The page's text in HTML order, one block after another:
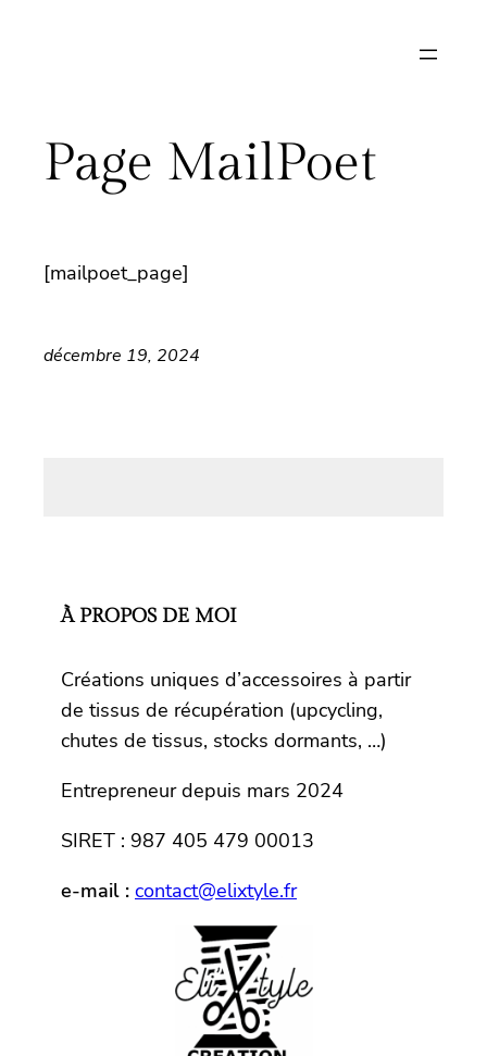
Page MailPoet
[mailpoet_page]
décembre 19, 2024
À PROPOS DE MOI
Créations uniques d’accessoires à partir
de tissus de récupération (upcycling,
chutes de tissus, stocks dormants, …)
Entrepreneur depuis mars 2024
SIRET : 987 405 479 00013
e-mail : contact@elixtyle.fr